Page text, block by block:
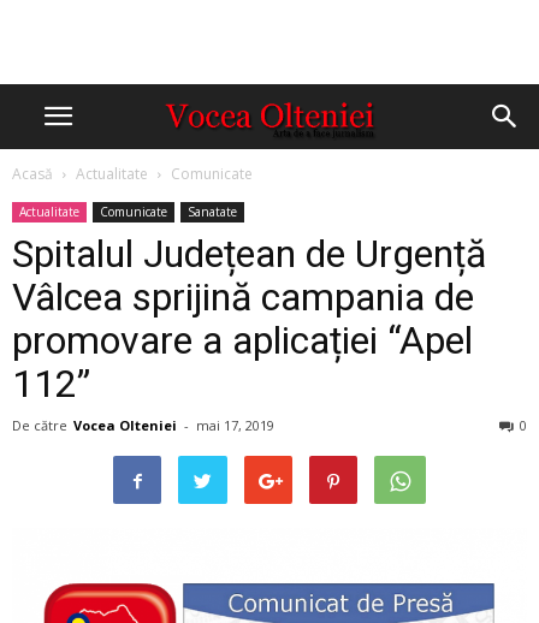
Acasă Actualitate Comunicate
Actualitate Comunicate Sanatate
Spitalul Județean de Urgență
Vâlcea sprijină campania de
promovare a aplicației “Apel
112”
De către Vocea Olteniei - mai 17, 2019 0